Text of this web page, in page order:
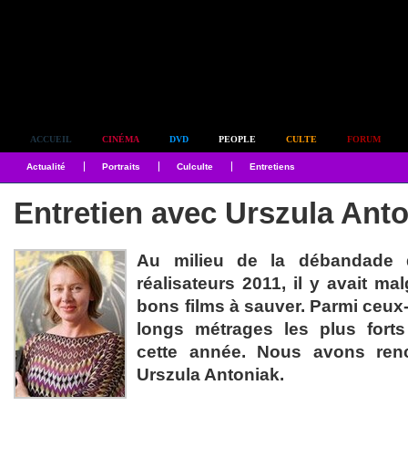
ACCUEIL CINÉMA DVD PEOPLE CULTE FORUM
Actualité Portraits Culculte Entretiens
Entretien avec Urszula
Au milieu de la débandade
réalisateurs 2011, il y avait
bons films à sauver. Parmi
longs métrages les plus
cette année. Nous avons
Urszula Antoniak.